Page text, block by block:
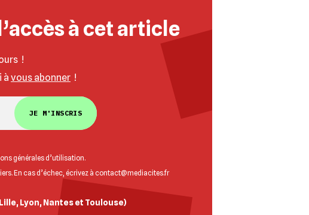
à cet article
!
à vous abonner !
JE M'INSCRIS
générales d’utilisation.
En cas d’échec, écrivez à contact@mediacites.fr
Lyon, Nantes et Toulouse)